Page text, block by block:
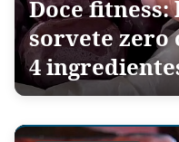
Doce
sorvete zero
4